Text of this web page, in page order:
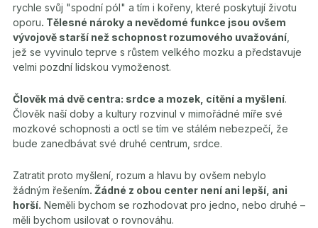
rychle svůj "spodní pól" a tím i kořeny, které poskytují životu
oporu. Tělesné nároky a nevědomé funkce jsou ovšem
vývojově starší než schopnost rozumového uvažování
jež se vyvinulo teprve s růstem velkého mozku a představuje
velmi pozdní lidskou vymoženost.
Člověk má dvě centra: srdce a mozek, cítění a myšlení.
Člověk naší doby a kultury rozvinul v mimořádné míře své
mozkové schopnosti a octl se tím ve stálém nebezpečí, že
bude zanedbávat své druhé centrum, srdce.
Zatratit proto myšlení, rozum a hlavu by ovšem nebylo
žádným řešením. Žádné z obou center není ani lepší, ani
horší. Neměli bychom se rozhodovat pro jedno, nebo druhé –
měli bychom usilovat o rovnováhu.